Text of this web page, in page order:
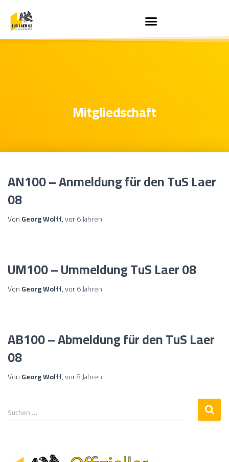
Mitgliedschaft
AN100 – Anmeldung für den TuS Laer
08
VonGeorg Wolff, vor6 Jahren
UM100 – Ummeldung TuS Laer 08
VonGeorg Wolff, vor6 Jahren
AB100 – Abmeldung für den TuS Laer
08
VonGeorg Wolff, vor8 Jahren
Suchen …